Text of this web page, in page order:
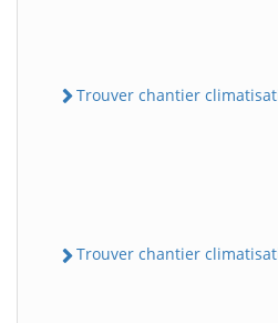
Trouver chantier
Trouver chantier